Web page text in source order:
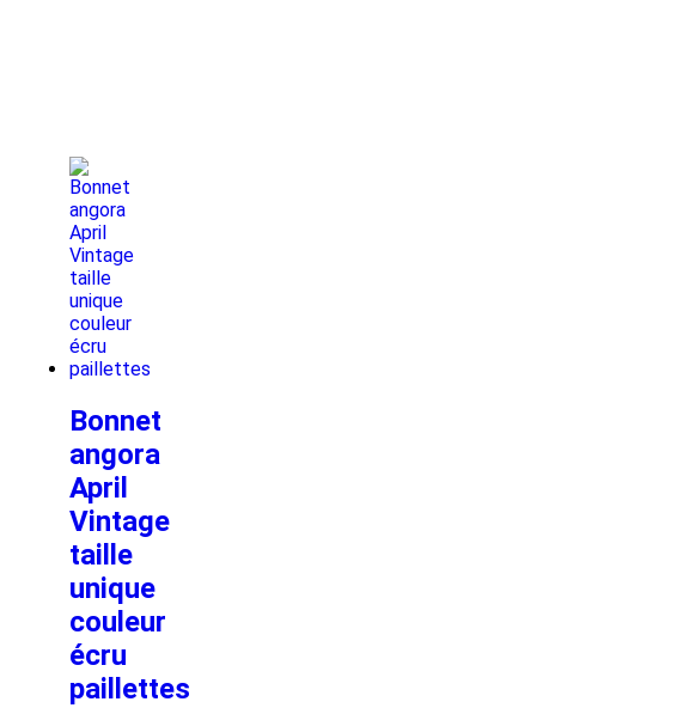
Bonnet
angora
April
Vintage
taille
unique
couleur
écru
paillettes